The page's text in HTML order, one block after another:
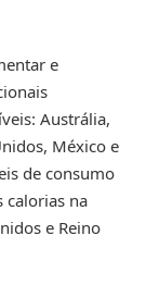
e
Austrália,
México e
de consumo
calorias na
e Reino